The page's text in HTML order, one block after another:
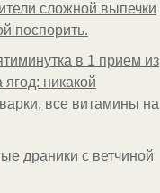
сложной выпечки
поспорить.
в 1 прием из
никакой
все витамины на
драники с ветчиной